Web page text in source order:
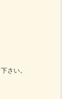
さい。